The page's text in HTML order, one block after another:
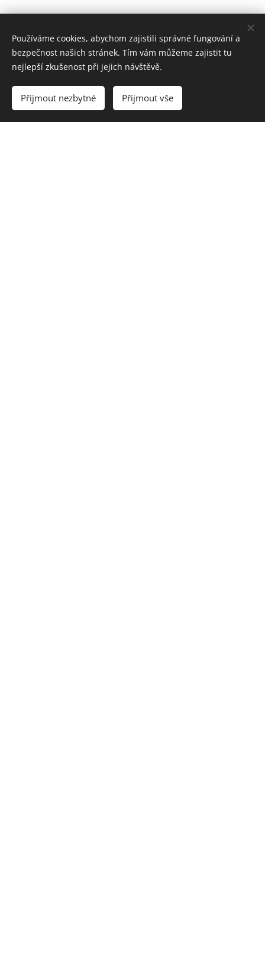
Používáme cookies, abychom zajistili správné fungování a
bezpečnost našich stránek. Tím vám můžeme zajistit tu
nejlepší zkušenost při jejich návštěvě.
Přijmout nezbytné Přijmout vše